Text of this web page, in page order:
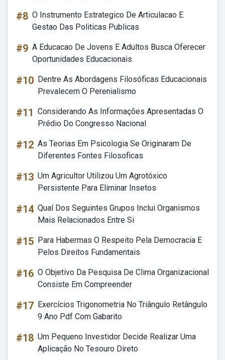
#8 O Instrumento Estrategico De Articulacao E
Gestao Das Politicas Publicas
#9 A Educacao De Jovens E Adultos Busca Oferecer
Oportunidades Educacionais
#10 Dentre As Abordagens Filosóficas Educacionais
Prevalecem O Perenialismo
#11 Considerando As Informações Apresentadas O
Prédio Do Congresso Nacional
#12 As Teorias Em Psicologia Se Originaram De
Diferentes Fontes Filosoficas
#13 Um Agricultor Utilizou Um Agrotóxico
Persistente Para Eliminar Insetos
#14 Qual Dos Seguintes Grupos Inclui Organismos
Mais Relacionados Entre Si
#15 Para Habermas O Respeito Pela Democracia E
Pelos Direitos Fundamentais
#16 O Objetivo Da Pesquisa De Clima Organizacional
Consiste Em Compreender
#17 Exercícios Trigonometria No Triângulo Retângulo
9 Ano Pdf Com Gabarito
#18 Um Pequeno Investidor Decide Realizar Uma
Aplicação No Tesouro Direto